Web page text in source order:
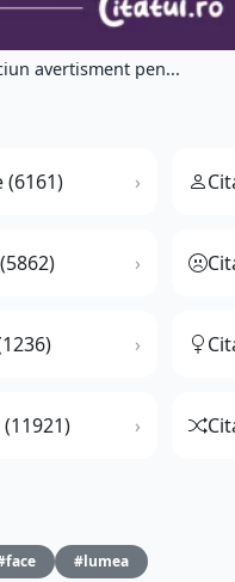
avertisment pen...
(6161)
#lumea